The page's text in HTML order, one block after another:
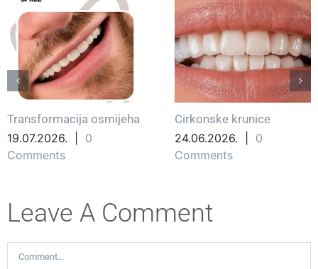
Transformacija osmijeha
19.07.2026.
0
Comments
Cirkonske krunice
24.06.2026.
0
Comments
Leave A Comment
Comment